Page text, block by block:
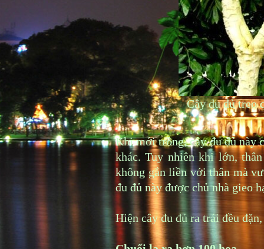
Cây đu đủ treo
Khi mới trồng, cây đu đủ này
khác. Tuy nhiên khi lớn,
không gắn liền với thân mà
đu đủ này được chủ nhà gieo
Hiện cây đu đủ ra trái đều